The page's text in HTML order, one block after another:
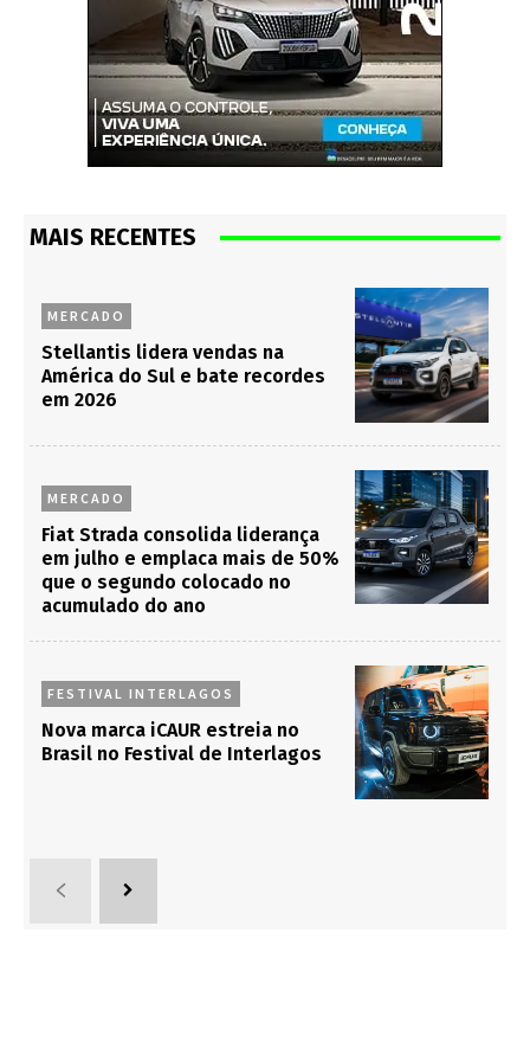
MAIS RECENTES
MERCADO
Stellantis lidera vendas na
América do Sul e bate recordes
em 2026
MERCADO
Fiat Strada consolida liderança
em julho e emplaca mais de 50%
que o segundo colocado no
acumulado do ano
FESTIVAL INTERLAGOS
Nova marca iCAUR estreia no
Brasil no Festival de Interlagos